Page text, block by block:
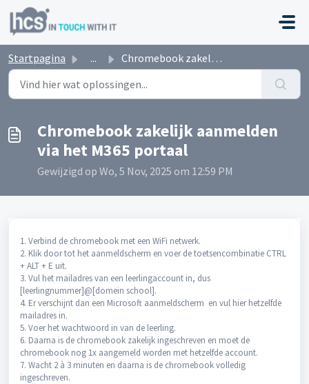
Doorgaan naar hoofdinhoud
Startpagina ... Chromebook zakelijk aanmelden via het M365 portaal
Chromebook zakelijk aanmelden
via het M365 portaal
Gewijzigd op Wo, 5 Nov, 2025 om 12:59 PM
1. Verbind de chromebook met een WiFi netwerk.
2. Klik door tot het aanmeldscherm en voer de toetsencombinatie CTRL
+ ALT + E uit.
3. Vul het mailadres van een leerlingaccount in, dus
[leerlingnummer]@[domein school].
4. Er verschijnt dan een Microsoft aanmeldscherm en vul hier hetzelfde
mailadres in.
5. Voer het wachtwoord in van de leerling.
6. Daarna is de chromebook zakelijk ingeschreven en moet de
chromebook nog 1x aangemeld worden met hetzelfde account.
7. Wacht 2 à 3 minuten en daarna is de chromebook volledig
ingeschreven.